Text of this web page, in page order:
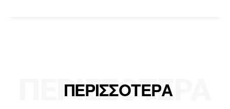
ΠΕΡΙΣΣΟΤΕΡΑ
ΠΕΡΙΣΣΟΤΕΡΑ